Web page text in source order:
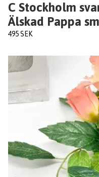
C Stockholm
Älskad Pappa
495 SEK